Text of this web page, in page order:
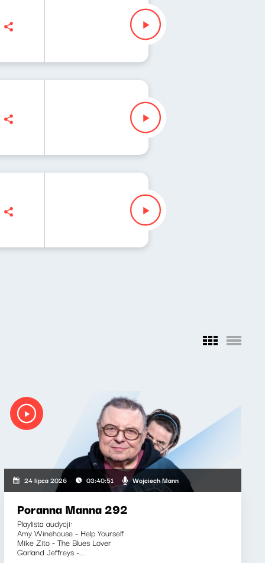
24 lipca 2026 03:40:51 Wojciech Mann
Poranna Manna 292
Playlista audycji:
Amy Winehouse - Help Yourself
Mike Zito - The Blues Lover
Garland Jeffreys -...